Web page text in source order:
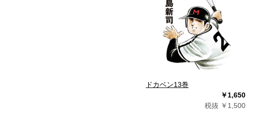
ドカベン13巻
￥1,650
税抜 ￥1,500